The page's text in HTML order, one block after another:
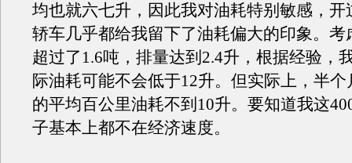
均也就六七升，因此我对油耗特别敏感，开
轿车几乎都给我留下了油耗偏大的印象。考
超过了1.6吨，排量达到2.4升，根据经验，
际油耗可能不会低于12升。但实际上，半
的平均百公里油耗不到10升。要知道我这
子基本上都不在经济速度。